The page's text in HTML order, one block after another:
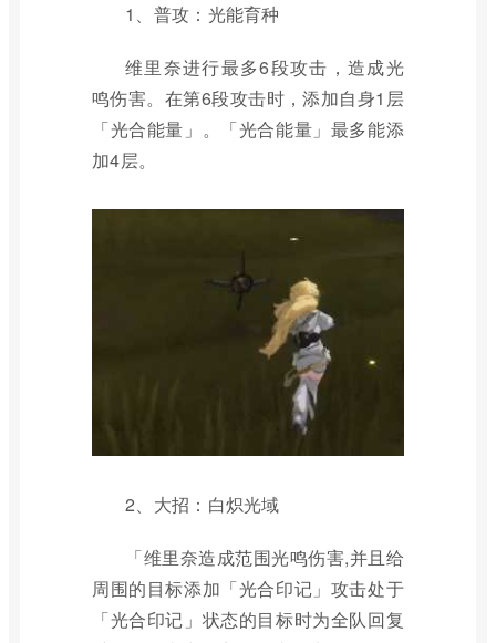
1、普攻：光能育种
维里奈进行最多6段攻击，造成光
鸣伤害。在第6段攻击时，添加自身1层
「光合能量」。「光合能量」最多能添
加4层。
2、大招：白炽光域
「维里奈造成范围光鸣伤害,并且给
周围的目标添加「光合印记」攻击处于
「光合印记」状态的目标时为全队回复